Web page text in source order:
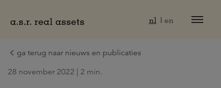
nl en
ga terug naar nieuws en publicaties
28 november 2022 | 2 min.